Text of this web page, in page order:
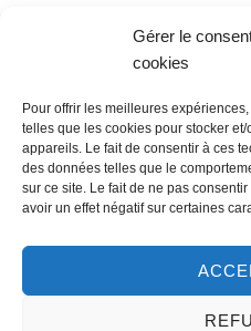
Gérer le
cookies
Pour offrir les meilleures
telles que les cookies pour stocker
appareils. Le fait de consentir à ces
des données telles que le
sur ce site. Le fait de ne pas
avoir un effet négatif sur certaines
LA MAIRIE
32 rue du Général-de-
45130 – Meung-sur-Loire
Email :mairie@meung-
+33 (0)2 38 46 94 94